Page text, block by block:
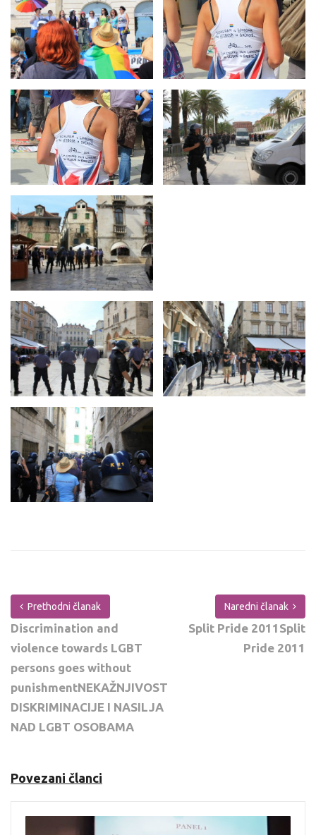
Prethodni članak
Discrimination and
violence towards LGBT
persons goes without
punishmentNEKAŽNJIVOST
DISKRIMINACIJE I NASILJA
NAD LGBT OSOBAMA
Naredni članak
Split Pride 2011Split
Pride 2011
Povezani članci